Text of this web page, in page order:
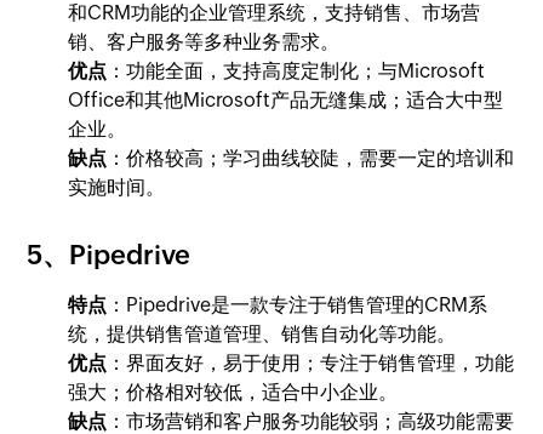
和CRM功能的企业管理系统，支持销售、市场营
销、客户服务等多种业务需求。
优点 ：功能全面，支持高度定制化；与Microsoft
Office和其他Microsoft产品无缝集成；适合大中型
企业。
缺点 ：价格较高；学习曲线较陡，需要一定的培训和
实施时间。
5、Pipedrive
特点 ：Pipedrive是一款专注于销售管理的CRM系
统，提供销售管道管理、销售自动化等功能。
优点 ：界面友好，易于使用；专注于销售管理，功能
强大；价格相对较低，适合中小企业。
缺点 ：市场营销和客户服务功能较弱；高级功能需要